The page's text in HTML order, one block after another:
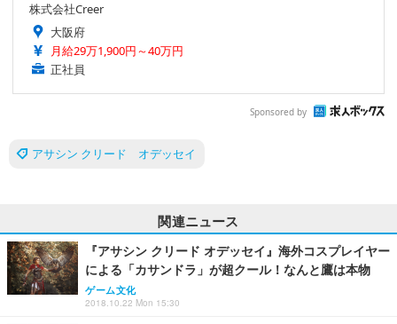
株式会社Creer
大阪府
月給29万1,900円～40万円
正社員
Sponsored by
アサシン クリード オデッセイ
関連ニュース
『アサシン クリード オデッセイ』海外コスプレイヤー
による「カサンドラ」が超クール！なんと鷹は本物
ゲーム文化
2018.10.22 Mon 15:30